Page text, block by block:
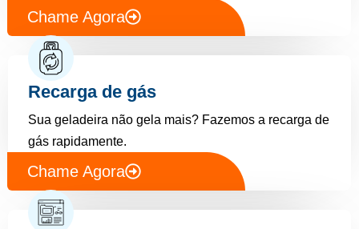
Chame Agora
Recarga de gás
Sua geladeira não gela mais? Fazemos a recarga de
gás rapidamente.
Chame Agora